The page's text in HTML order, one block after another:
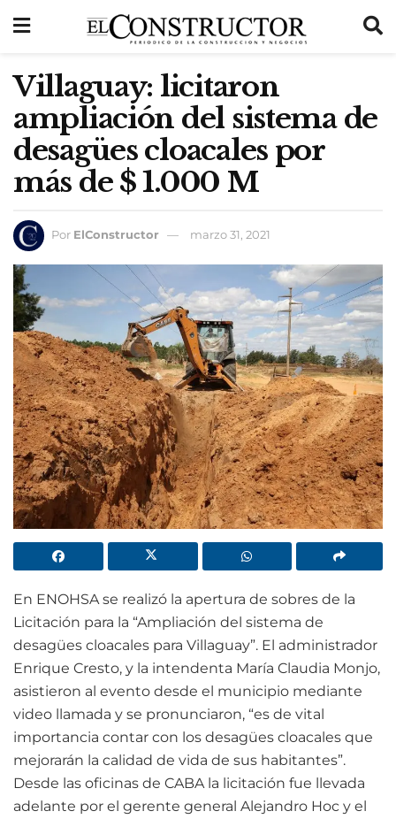
Villaguay: licitaron
ampliación del sistema de
desagües cloacales por
más de $ 1.000 M
Por ElConstructor marzo 31, 2021
En ENOHSA se realizó la apertura de sobres de la
Licitación para la “Ampliación del sistema de
desagües cloacales para Villaguay”. El administrador
Enrique Cresto, y la intendenta María Claudia Monjo,
asistieron al evento desde el municipio mediante
video llamada y se pronunciaron, “es de vital
importancia contar con los desagües cloacales que
mejorarán la calidad de vida de sus habitantes”.
Desde las oficinas de CABA la licitación fue llevada
adelante por el gerente general Alejandro Hoc y el